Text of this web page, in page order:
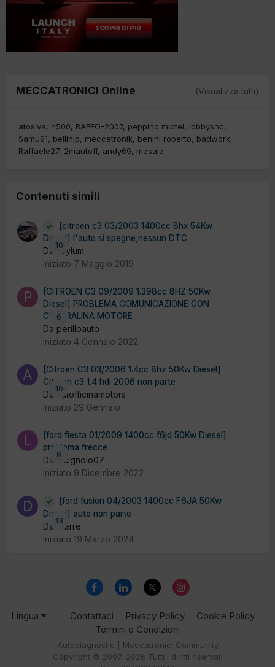
MECCATRONICI Online (Visualizza tutti)
atoslva n500 BAFFO-2007 peppino mibtel
lobbysnc
Samu91
bellinip meccatronik benini roberto
badwork
Raffaele27 2mautoff andy69 masala
Contenuti simili
10
[citroen c3 03/2003 1400cc 8hx 54Kw
Diesel] l'auto si spegne,nessun DTC
Da asylum
Iniziato 7 Maggio 2019
6
[CITROEN C3 09/2009 1.398cc 8HZ 50Kw
Diesel] PROBLEMA COMUNICAZIONE CON
CENTRALINA MOTORE
Da perilloauto
Iniziato 4 Gennaio 2022
10
[Citroen C3 03/2006 1.4cc 8hz 50Kw Diesel]
Citroen c3 1.4 hdi 2006 non parte
Da autofficinamotors
Iniziato 29 Gennaio
8
[ford fiesta 01/2009 1400cc f6jd 50Kw Diesel]
problema frecce
Da lucignolo07
Iniziato 9 Dicembre 2022
13
[ford fusion 04/2003 1400cc F6JA 50Kw
Diesel] auto non parte
Da dierre
Iniziato 19 Marzo 2024
Lingua Contattaci Privacy Policy
Cookie Policy
Termini e Condizioni
Autodiagnostic | Meccatronici Community
Copyright © 2007-2026 Tutti i diritti riservati